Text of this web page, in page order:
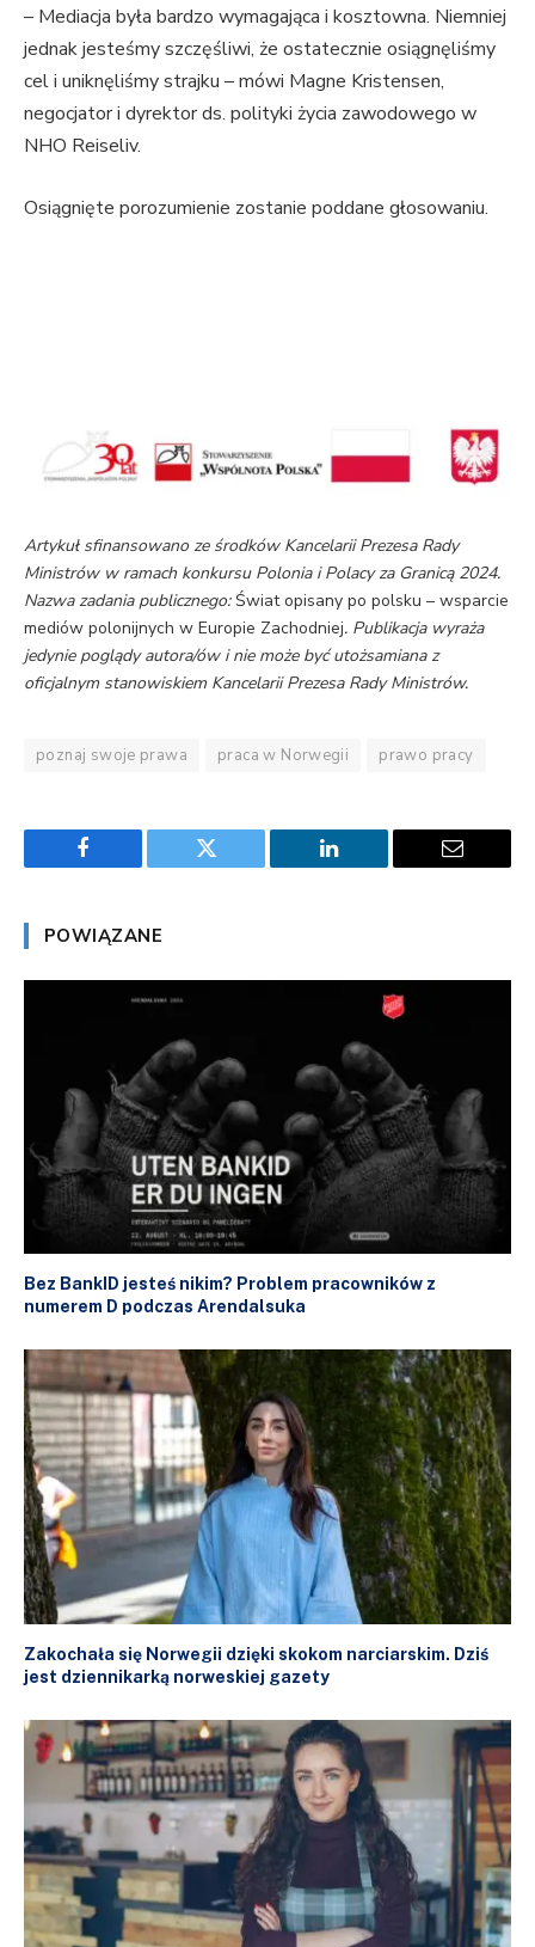
– Mediacja była bardzo wymagająca i kosztowna. Niemniej
jednak jesteśmy szczęśliwi, że ostatecznie osiągnęliśmy
cel i uniknęliśmy strajku – mówi Magne Kristensen,
negocjator i dyrektor ds. polityki życia zawodowego w
NHO Reiseliv.
Osiągnięte porozumienie zostanie poddane głosowaniu.
Artykuł sfinansowano ze środków Kancelarii Prezesa Rady
Ministrów w ramach konkursu Polonia i Polacy za Granicą 2024.
Nazwa zadania publicznego:Świat opisany po polsku – wsparcie
mediów polonijnych w Europie Zachodniej. Publikacja wyraża
jedynie poglądy autora/ów i nie może być utożsamiana z
oficjalnym stanowiskiem Kancelarii Prezesa Rady Ministrów.
poznaj swoje prawa praca w Norwegii prawo pracy
Facebook Twitter LinkedIn Email
POWIĄZANE
Bez BankID jesteś nikim? Problem pracowników z
numerem D podczas Arendalsuka
Zakochała się Norwegii dzięki skokom narciarskim. Dziś
jest dziennikarką norweskiej gazety